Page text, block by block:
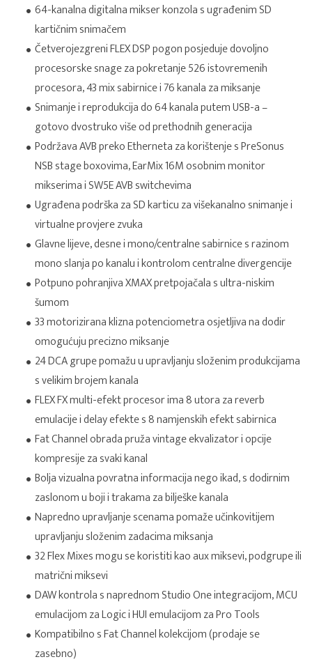
64-kanalna digitalna mikser konzola s ugrađenim SD
kartičnim snimačem
Četverojezgreni FLEX DSP pogon posjeduje dovoljno
procesorske snage za pokretanje 526 istovremenih
procesora, 43 mix sabirnice i 76 kanala za miksanje
Snimanje i reprodukcija do 64 kanala putem USB-a –
gotovo dvostruko više od prethodnih generacija
Podržava AVB preko Etherneta za korištenje s PreSonus
NSB stage boxovima, EarMix 16M osobnim monitor
mikserima i SW5E AVB switchevima
Ugrađena podrška za SD karticu za višekanalno snimanje i
virtualne provjere zvuka
Glavne lijeve, desne i mono/centralne sabirnice s razinom
mono slanja po kanalu i kontrolom centralne divergencije
Potpuno pohranjiva XMAX pretpojačala s ultra-niskim
šumom
33 motorizirana klizna potenciometra osjetljiva na dodir
omogućuju precizno miksanje
24 DCA grupe pomažu u upravljanju složenim produkcijama
s velikim brojem kanala
FLEX FX multi-efekt procesor ima 8 utora za reverb
emulacije i delay efekte s 8 namjenskih efekt sabirnica
Fat Channel obrada pruža vintage ekvalizator i opcije
kompresije za svaki kanal
Bolja vizualna povratna informacija nego ikad, s dodirnim
zaslonom u boji i trakama za bilješke kanala
Napredno upravljanje scenama pomaže učinkovitijem
upravljanju složenim zadacima miksanja
32 Flex Mixes mogu se koristiti kao aux miksevi, podgrupe ili
matrični miksevi
DAW kontrola s naprednom Studio One integracijom, MCU
emulacijom za Logic i HUI emulacijom za Pro Tools
Kompatibilno s Fat Channel kolekcijom (prodaje se
zasebno)